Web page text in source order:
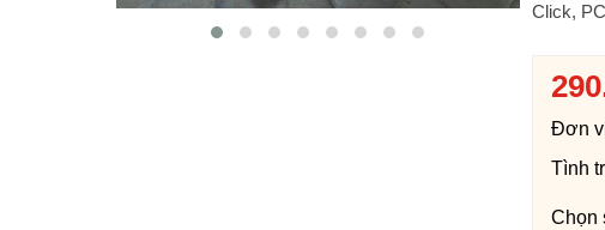
Click,
Đơn
Tình
Chọn